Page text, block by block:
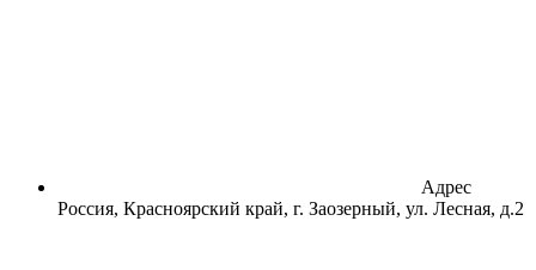
Адрес
Россия, Красноярский край, г. Заозерный, ул. Лесная, д.2